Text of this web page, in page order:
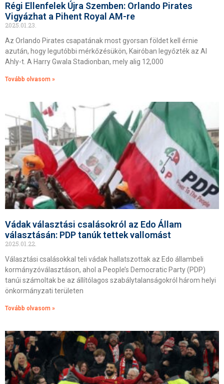
Régi Ellenfelek Újra Szemben: Orlando Pirates
Vigyázhat a Pihent Royal AM-re
2025.01.23.
Az Orlando Pirates csapatának most gyorsan földet kell érnie
azután, hogy legutóbbi mérkőzésükön, Kairóban legyőzték az Al
Ahly-t. A Harry Gwala Stadionban, mely alig 12,000
Tovább olvasom »
Vádak választási csalásokról az Edo Állam
választásán: PDP tanúk tettek vallomást
2025.01.22.
Választási csalásokkal teli vádak hallatszottak az Edo állambeli
kormányzóválasztáson, ahol a People’s Democratic Party (PDP)
tanúi számoltak be az állítólagos szabálytalanságokról három helyi
önkormányzati területen
Tovább olvasom »